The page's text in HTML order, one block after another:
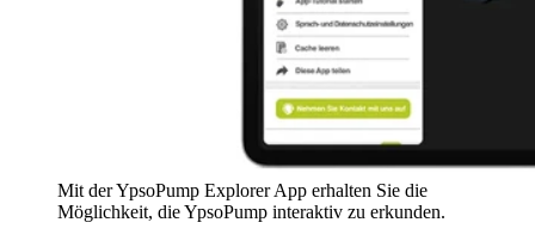
Mit der YpsoPump Explorer App erhalten Sie die
Möglichkeit, die YpsoPump interaktiv zu erkunden.